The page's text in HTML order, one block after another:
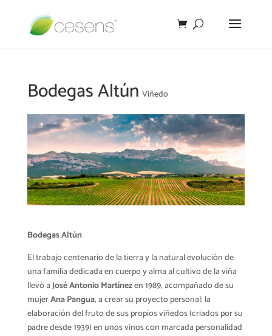
Bodegas Altún Viñedo
Bodegas Altún
El trabajo centenario de la tierra y la natural evolución de
una familia dedicada en cuerpo y alma al cultivo de la viña
llevó aJosé Antonio Martínezen 1989, acompañado de su
mujerAna Pangua, a crear su proyecto personal; la
elaboración del fruto de sus propios viñedos (criados por su
padre desde 1939) en unos vinos con marcada personalidad